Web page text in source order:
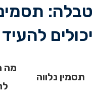
טבלה:
יכולים להעיד
תסמין נלווה
מה